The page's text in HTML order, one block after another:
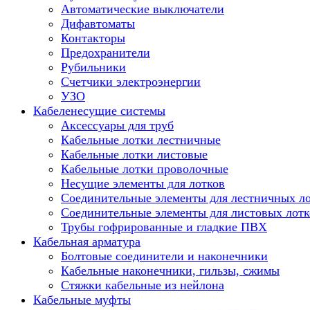
Автоматические выключатели
Дифавтоматы
Контакторы
Предохранители
Рубильники
Счетчики электроэнергии
УЗО
Кабеленесущие системы
Аксессуары для труб
Кабельные лотки лестничные
Кабельные лотки листовые
Кабельные лотки проволочные
Несущие элементы для лотков
Соединительные элементы для лестничных
Соединительные элементы для листовых
Трубы гофрированные и гладкие ПВХ
Кабельная арматура
Болтовые соединители и наконечники
Кабельные наконечники, гильзы, сжимы
Стяжки кабельные из нейлона
Кабельные муфты